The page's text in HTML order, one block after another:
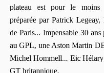
plateau est pour le moins
préparée par Patrick
de Paris... Impensable 30
au GPL, une Aston Martin
Michel Hommell... Eic Hélary
GT britannique.